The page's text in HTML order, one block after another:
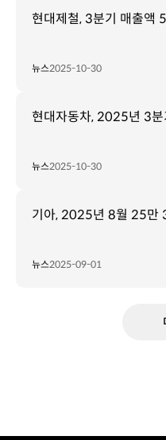
현대제철, 3분기 매출액
뉴스2025-10-30
현대자동차, 2025년 3분
뉴스2025-10-30
기아, 2025년 8월 25만
뉴스2025-09-01